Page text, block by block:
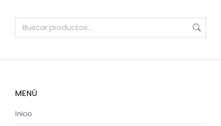
MENÚ
Inicio